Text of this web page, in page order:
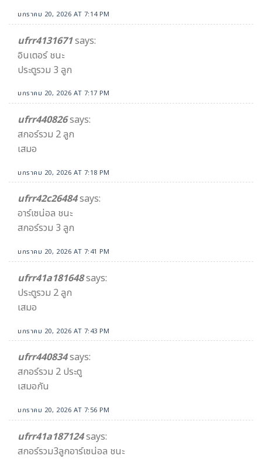
มกราคม 20, 2026 AT 7:14 PM
ufrr4131671says:
อินเตอร์ ชนะ
ประตูรวม 3 ลูก
มกราคม 20, 2026 AT 7:17 PM
ufrr440826says:
สกอร์รวม 2 ลูก
เสมอ
มกราคม 20, 2026 AT 7:18 PM
ufrr42c26484says:
อาร์เซน่อล ชนะ
สกอร์รวม 3 ลูก
มกราคม 20, 2026 AT 7:41 PM
ufrr41a181648says:
ประตูรวม 2 ลูก
เสมอ
มกราคม 20, 2026 AT 7:43 PM
ufrr440834​says:
สกอร์รวม 2 ประตู
เสมอกัน​
มกราคม 20, 2026 AT 7:56 PM
ufrr41a187124says:
สกอร์รวม3ลูกอาร์เซน่อล ชนะ